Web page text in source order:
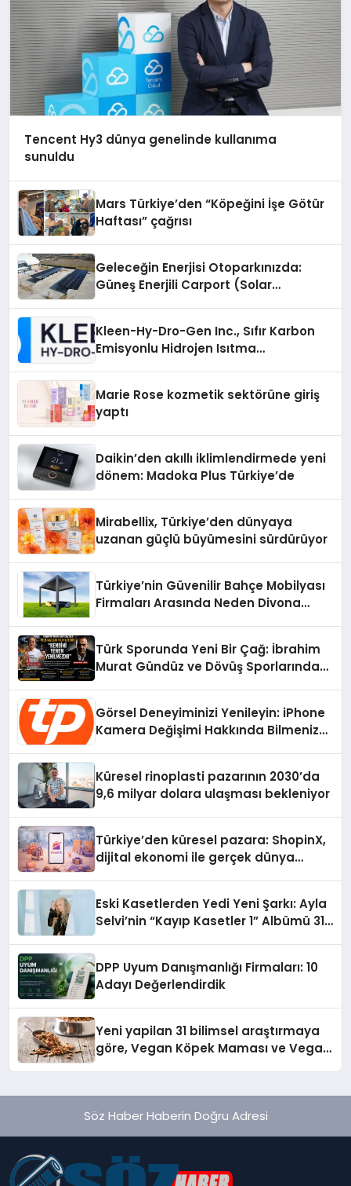
Tencent Hy3 dünya genelinde kullanıma
sunuldu
Mars Türkiye’den “Köpeğini İşe Götür
Haftası” çağrısı
Geleceğin Enerjisi Otoparkınızda:
Güneş Enerjili Carport (Solar
Kleen-Hy-Dro-Gen Inc., Sıfır Karbon
Emisyonlu Hidrojen Isıtma
Marie Rose kozmetik sektörüne giriş
yaptı
Daikin’den akıllı iklimlendirmede yeni
dönem: Madoka Plus Türkiye’de
Mirabellix, Türkiye’den dünyaya
uzanan güçlü büyümesini sürdürüyor
Türkiye’nin Güvenilir Bahçe Mobilyası
Firmaları Arasında Neden Divona
Türk Sporunda Yeni Bir Çağ: İbrahim
Murat Gündüz ve Dövüş Sporlarında
Görsel Deneyiminizi Yenileyin: iPhone
Kamera Değişimi Hakkında Bilmeniz
Küresel rinoplasti pazarının 2030’da
9,6 milyar dolara ulaşması bekleniyor
Türkiye’den küresel pazara: ShopinX,
dijital ekonomi ile gerçek dünya
Eski Kasetlerden Yedi Yeni Şarkı: Ayla
Selvi’nin “Kayıp Kasetler 1” Albümü 31
DPP Uyum Danışmanlığı Firmaları: 10
Adayı Değerlendirdik
Yeni yapilan 31 bilimsel araştırmaya
göre, Vegan Köpek Maması ve Vegan
Söz Haber Haberin Doğru Adresi